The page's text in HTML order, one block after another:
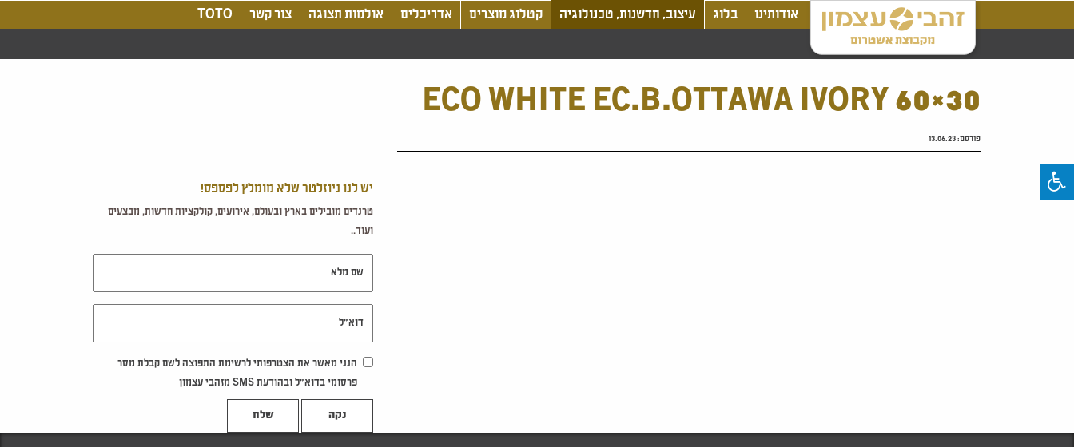
אודותינו בלוג עיצוב, חדשנות, טכנולוגיה קטלוג מוצרים אדריכלים אולמות תצוגה צור קשר TOTO
ECO WHITE EC.B.OTTAWA IVORY 60×30
פורסם:13.06.23
יש לנו ניוזלטר שלא מומלץ לפספס!
טרנדים מובילים בארץ ובעולם, אירועים, קולקציות חדשות, מבצעים
ועוד..
הנני מאשר את הצטרפותי לרשימת התפוצה לשם קבלת מסר
פרסומי בדוא"ל ובהודעת SMS מזהבי עצמון
נקה